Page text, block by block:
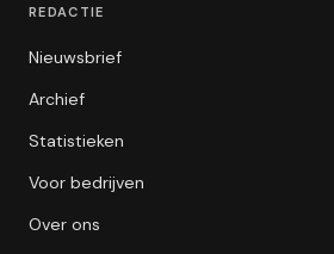
REDACTIE
Nieuwsbrief
Archief
Statistieken
Voor bedrijven
Over ons